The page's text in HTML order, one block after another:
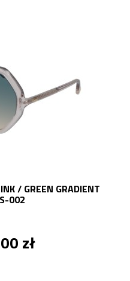
/ GREEN GRADIENT
002
zł